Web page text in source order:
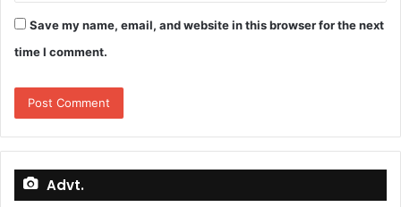
Save my name, email, and website in this browser for the next
time I comment.
Advt.